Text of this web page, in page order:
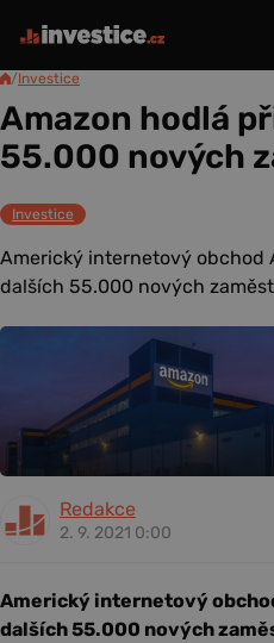
/Investice
Amazon hodlá
55.000 nových
Investice
Americký internetový obchod
dalších 55.000 nových
Redakce
2. 9. 2021 0:00
Americký internetový
dalších 55.000 nových